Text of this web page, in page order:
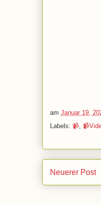
am Januar 19,
Labels: 📹
Neuerer Post